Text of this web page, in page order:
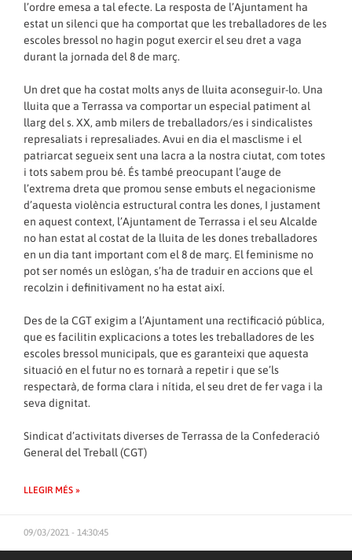
l’ordre emesa a tal efecte. La resposta de l’Ajuntament ha
estat un silenci que ha comportat que les treballadores de les
escoles bressol no hagin pogut exercir el seu dret a vaga
durant la jornada del 8 de març.
Un dret que ha costat molts anys de lluita aconseguir-lo. Una
lluita que a Terrassa va comportar un especial patiment al
llarg del s. XX, amb milers de treballadors/es i sindicalistes
represaliats i represaliades. Avui en dia el masclisme i el
patriarcat segueix sent una lacra a la nostra ciutat, com totes
i tots sabem prou bé. És també preocupant l’auge de
l’extrema dreta que promou sense embuts el negacionisme
d’aquesta violència estructural contra les dones, I justament
en aquest context, l’Ajuntament de Terrassa i el seu Alcalde
no han estat al costat de la lluita de les dones treballadores
en un dia tant important com el 8 de març. El feminisme no
pot ser només un eslògan, s’ha de traduir en accions que el
recolzin i definitivament no ha estat així.
Des de la CGT exigim a l’Ajuntament una rectificació pública,
que es facilitin explicacions a totes les treballadores de les
escoles bressol municipals, que es garanteixi que aquesta
situació en el futur no es tornarà a repetir i que se’ls
respectarà, de forma clara i nítida, el seu dret de fer vaga i la
seva dignitat.
Sindicat d’activitats diverses de Terrassa de la Confederació
General del Treball (CGT)
LLEGIR MÉS »
09/03/2021 - 14:30:45